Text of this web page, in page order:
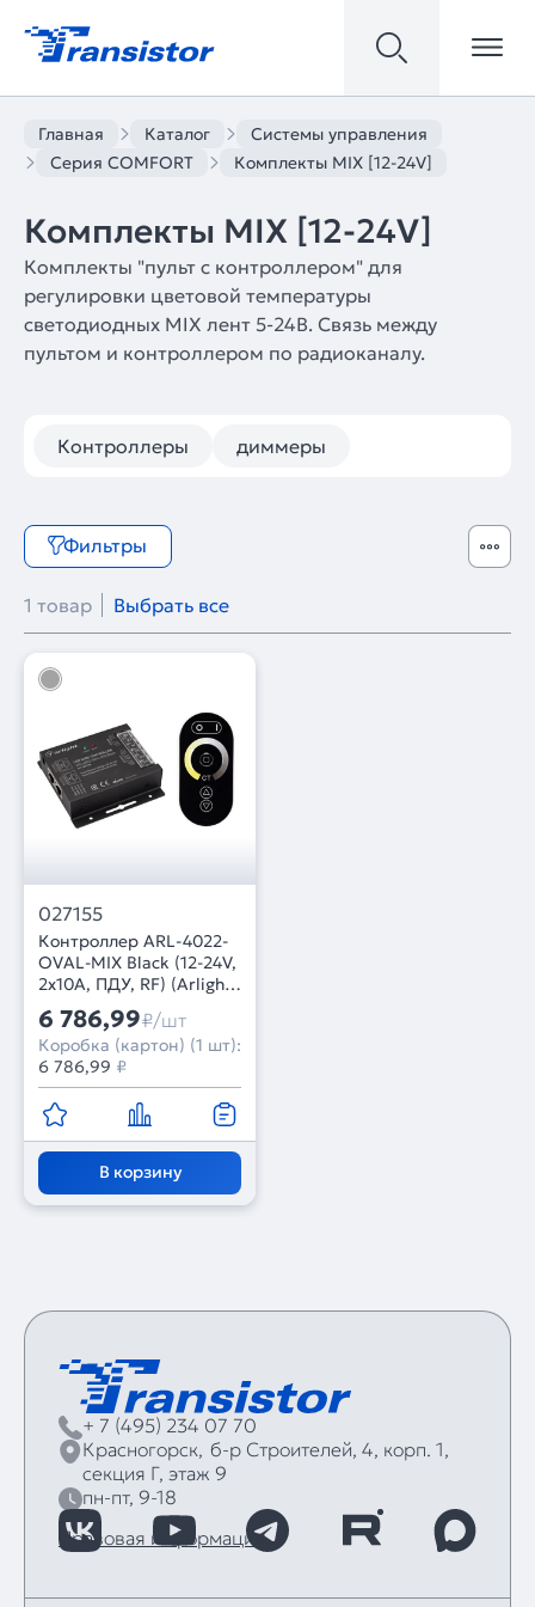
Главная Каталог
Системы управления
Серия COMFORT
Комплекты MIX [12-24V]
Комплекты MIX [12-24V]
Комплекты "пульт с контроллером" для
регулировки цветовой температуры
светодиодных MIX лент 5-24В. Связь между
пультом и контроллером по радиоканалу.
Контроллеры диммеры
Фильтры
1 товар Выбрать все
027155
Контроллер ARL-4022-
OVAL-MIX Black (12-24V,
2x10A, ПДУ, RF) (Arlight,
IP20 Металл, 3 года)
6 786,99₽/шт
Коробка (картон) (1 шт):
6 786,99 ₽
В корзину
+ 7 (495) 234 07 70
Красногорск, б‑р Строителей, 4, корп. 1,
секция Г, этаж 9
пн-пт, 9-18
Правовая информация